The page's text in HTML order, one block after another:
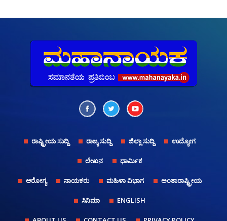
ರಾಷ್ಟ್ರೀಯ ಸುದ್ದಿ ರಾಜ್ಯ ಸುದ್ದಿ ಜಿಲ್ಲಾ ಸುದ್ದಿ ಉದ್ಯೋಗ
ಲೇಖನ ಧಾರ್ಮಿಕ
ಆರೋಗ್ಯ ನಾಯಕರು ಮಹಿಳಾ ವಿಭಾಗ ಅಂತಾರಾಷ್ಟ್ರೀಯ
ಸಿನಿಮಾ ENGLISH